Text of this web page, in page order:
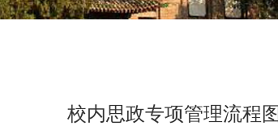
校内思政专项管理流程图